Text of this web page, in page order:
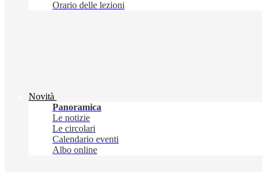
Orario delle lezioni
Novità
Panoramica
Le notizie
Le circolari
Calendario eventi
Albo online